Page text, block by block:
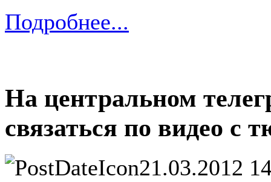
Подробнее...
На центральном
связаться по видео с
21.03.2012